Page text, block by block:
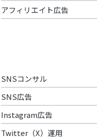
アフィリエイト広告
SNSコンサル
SNS広告
Instagram広告
Twitter（X）運用